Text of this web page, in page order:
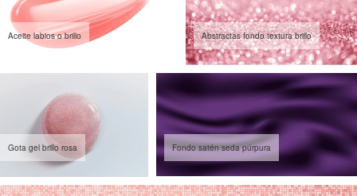
Aceite labios o brillo Abstractas fondo textura brillo
Gota gel brillo rosa Fondo satén seda púrpura